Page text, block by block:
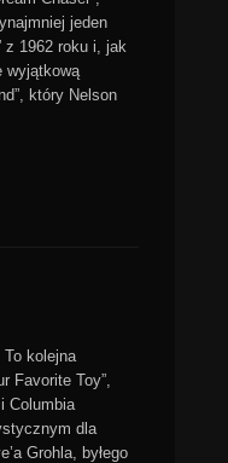
jeden
z 1962 roku i, jak
wyjątkową
który Nelson
To kolejna
Favorite Toy”,
Columbia
dla
Grohla, byłego